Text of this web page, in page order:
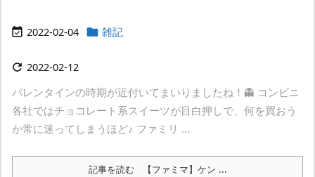
 2022-02-04  雑記
 2022-02-12
バレンタインの時期が近付いてまいりましたね！👻 コンビニ
各社ではチョコレート系スイーツが目白押しで、何を買おう
か常に迷ってしまうほど♪ ファミリ ...
記事を読む 【ファミマ】ケン ...